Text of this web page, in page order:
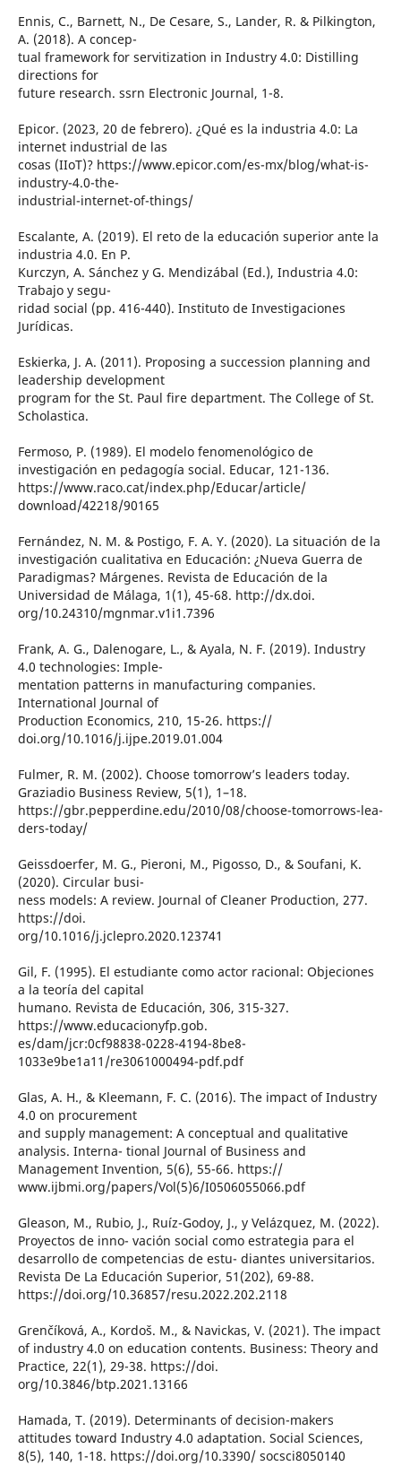
Ennis, C., Barnett, N., De Cesare, S., Lander, R. & Pilkington,
A. (2018). A concep-
tual framework for servitization in Industry 4.0: Distilling
directions for
future research. ssrn Electronic Journal, 1-8.
Epicor. (2023, 20 de febrero). ¿Qué es la industria 4.0: La
internet industrial de las
cosas (IIoT)? https://www.epicor.com/es-mx/blog/what-is-
industry-4.0-the-
industrial-internet-of-things/
Escalante, A. (2019). El reto de la educación superior ante la
industria 4.0. En P.
Kurczyn, A. Sánchez y G. Mendizábal (Ed.), Industria 4.0:
Trabajo y segu-
ridad social (pp. 416-440). Instituto de Investigaciones
Jurídicas.
Eskierka, J. A. (2011). Proposing a succession planning and
leadership development
program for the St. Paul fire department. The College of St.
Scholastica.
Fermoso, P. (1989). El modelo fenomenológico de
investigación en pedagogía social. Educar, 121-136.
https://www.raco.cat/index.php/Educar/article/
download/42218/90165
Fernández, N. M. & Postigo, F. A. Y. (2020). La situación de la
investigación cualitativa en Educación: ¿Nueva Guerra de
Paradigmas? Márgenes. Revista de Educación de la
Universidad de Málaga, 1(1), 45-68. http://dx.doi.
org/10.24310/mgnmar.v1i1.7396
Frank, A. G., Dalenogare, L., & Ayala, N. F. (2019). Industry
4.0 technologies: Imple-
mentation patterns in manufacturing companies.
International Journal of
Production Economics, 210, 15-26. https://
doi.org/10.1016/j.ijpe.2019.01.004
Fulmer, R. M. (2002). Choose tomorrow’s leaders today.
Graziadio Business Review, 5(1), 1–18.
https://gbr.pepperdine.edu/2010/08/choose-tomorrows-lea-
ders-today/
Geissdoerfer, M. G., Pieroni, M., Pigosso, D., & Soufani, K.
(2020). Circular busi-
ness models: A review. Journal of Cleaner Production, 277.
https://doi.
org/10.1016/j.jclepro.2020.123741
Gil, F. (1995). El estudiante como actor racional: Objeciones
a la teoría del capital
humano. Revista de Educación, 306, 315-327.
https://www.educacionyfp.gob.
es/dam/jcr:0cf98838-0228-4194-8be8-
1033e9be1a11/re3061000494-pdf.pdf
Glas, A. H., & Kleemann, F. C. (2016). The impact of Industry
4.0 on procurement
and supply management: A conceptual and qualitative
analysis. Interna- tional Journal of Business and
Management Invention, 5(6), 55-66. https://
www.ijbmi.org/papers/Vol(5)6/I0506055066.pdf
Gleason, M., Rubio, J., Ruíz-Godoy, J., y Velázquez, M. (2022).
Proyectos de inno- vación social como estrategia para el
desarrollo de competencias de estu- diantes universitarios.
Revista De La Educación Superior, 51(202), 69-88.
https://doi.org/10.36857/resu.2022.202.2118
Grenčíková, A., Kordoš. M., & Navickas, V. (2021). The impact
of industry 4.0 on education contents. Business: Theory and
Practice, 22(1), 29-38. https://doi.
org/10.3846/btp.2021.13166
Hamada, T. (2019). Determinants of decision-makers
attitudes toward Industry 4.0 adaptation. Social Sciences,
8(5), 140, 1-18. https://doi.org/10.3390/ socsci8050140